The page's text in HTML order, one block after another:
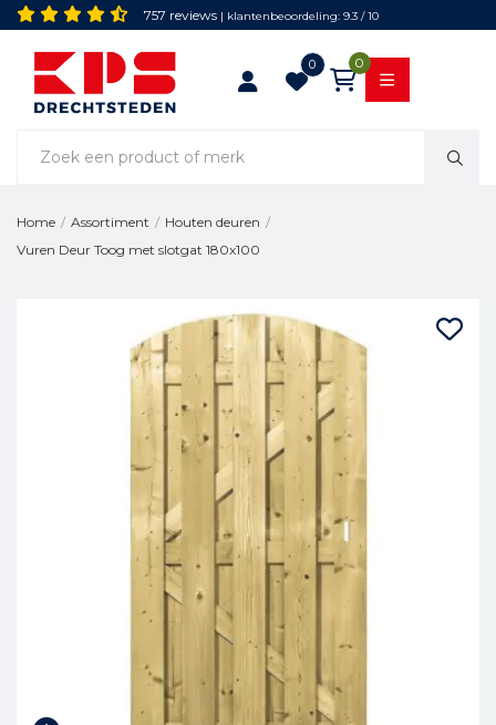
757 reviews | klantenbeoordeling: 9.3 / 10
0 0
Home / Assortiment / Houten deuren /
Vuren Deur Toog met slotgat 180x100